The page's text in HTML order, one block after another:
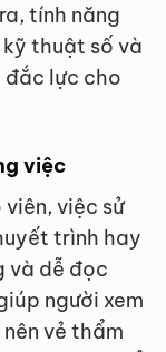
tính năng
thuật số và
đắc lực cho
việc
việc sử
trình hay
và dễ đọc
người xem
vẻ thẩm